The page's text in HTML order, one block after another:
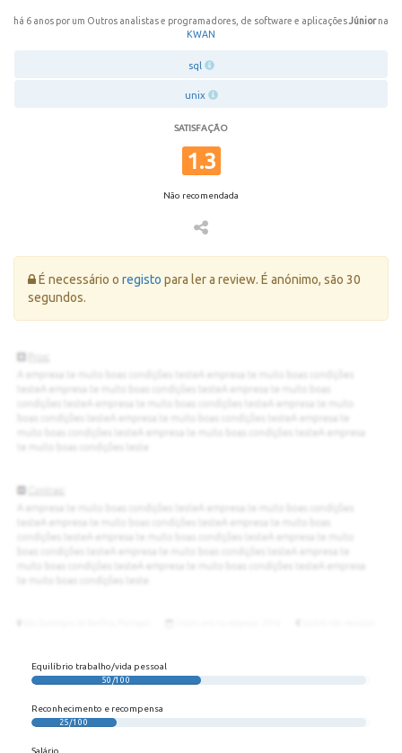
há 6 anos por um Outros analistas e programadores, de software e aplicaçõesJúniorna
KWAN
sql
unix
SATISFAÇÃO
1.3
Não recomendada
Erro:
É necessário o registo para ler a review. É anónimo, são 30
segundos.
Equilíbrio trabalho/vida pessoal
50/100
Reconhecimento e recompensa
25/100
Salário